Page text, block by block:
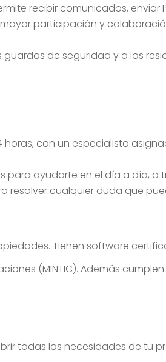
recibir comunicados, enviar
participación y
de seguridad y a los
con un especialista
para ayudarte en el día a día, a
resolver cualquier duda que
Tienen software
(MINTIC). Además
todas las necesidades de tu